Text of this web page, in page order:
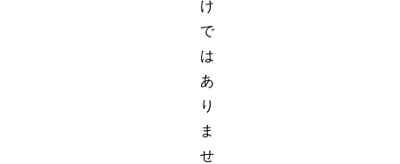
け
で
は
あ
り
ま
せ